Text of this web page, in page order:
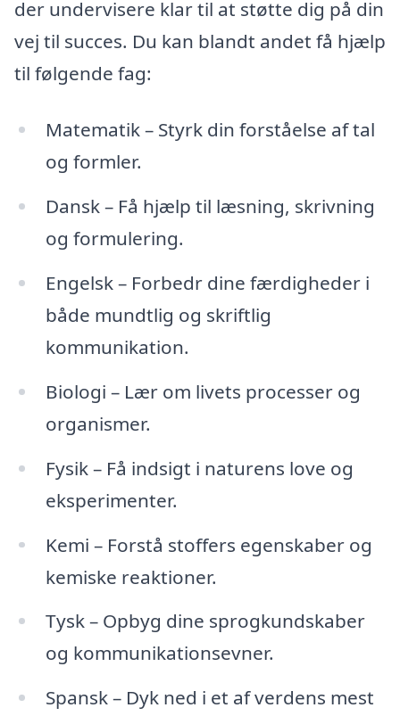
der undervisere klar til at støtte dig på din
vej til succes. Du kan blandt andet få hjælp
til følgende fag:
Matematik – Styrk din forståelse af tal
og formler.
Dansk – Få hjælp til læsning, skrivning
og formulering.
Engelsk – Forbedr dine færdigheder i
både mundtlig og skriftlig
kommunikation.
Biologi – Lær om livets processer og
organismer.
Fysik – Få indsigt i naturens love og
eksperimenter.
Kemi – Forstå stoffers egenskaber og
kemiske reaktioner.
Tysk – Opbyg dine sprogkundskaber
og kommunikationsevner.
Spansk – Dyk ned i et af verdens mest